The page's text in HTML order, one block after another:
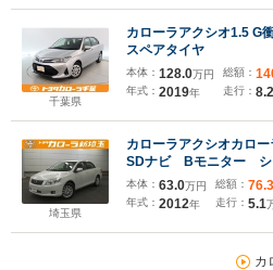
千葉県
カローラアクシオ1.5 G
スペアタイヤ
本体： 128.0万円
年式： 2019年
総額：
走行： 8.2
埼玉県
カローラアクシオカロ
SDナビ Bモニター シ
本体： 63.0万円
年式： 2012年
総額： 76.3
走行： 5.1
カ